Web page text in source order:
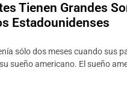
Tienen Grandes
Estadounidenses
sólo dos meses cuando sus
sueño americano. El sueño